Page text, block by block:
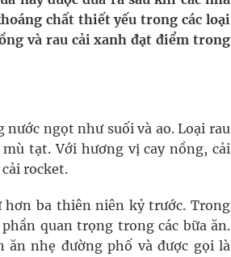
Spp.): Tổng
chất thiết yếu trong các loại
và rau cải xanh đạt điểm trong
nước ngọt như suối và ao. Loại rau
tạt. Với hương vị cay nồng, cải
rocket.
hơn ba thiên niên kỷ trước. Trong
quan trọng trong các bữa ăn.
nhẹ đường phố và được gọi là